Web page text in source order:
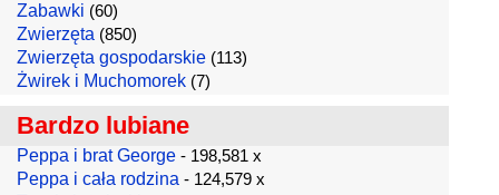
Zabawki (60)
Zwierzęta (850)
Zwierzęta gospodarskie (113)
Żwirek i Muchomorek (7)
Bardzo lubiane
Peppa i brat George - 198,581 x
Peppa i cała rodzina - 124,579 x